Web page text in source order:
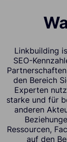
Linkbuilding
SEO-
den Bereich
Experten
starke und für
anderen
Ressourcen,
auf den